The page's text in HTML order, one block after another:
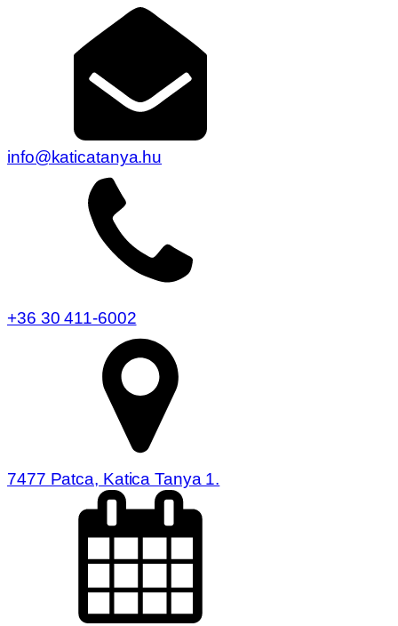
info@katicatanya.hu
+36 30 411-6002
7477 Patca, Katica Tanya 1.